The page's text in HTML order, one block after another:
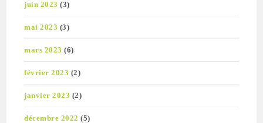
juin 2023 (3)
mai 2023 (3)
mars 2023 (6)
février 2023 (2)
janvier 2023 (2)
décembre 2022 (5)